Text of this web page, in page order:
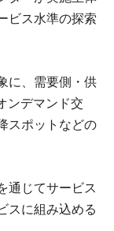
ビス水準の探索
に、需要側・供
ンデマンド交
スポットなどの
通じてサービス
スに組み込める